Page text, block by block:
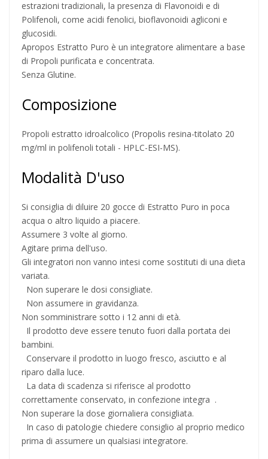
estrazioni tradizionali, la presenza di Flavonoidi e di
Polifenoli, come acidi fenolici, bioflavonoidi agliconi e
glucosidi.
Apropos Estratto Puro è un integratore alimentare a base
di Propoli purificata e concentrata.
Senza Glutine.
Composizione
Propoli estratto idroalcolico (Propolis resina-titolato 20
mg/ml in polifenoli totali - HPLC-ESI-MS).
Modalità D'uso
Si consiglia di diluire 20 gocce di Estratto Puro in poca
acqua o altro liquido a piacere.
Assumere 3 volte al giorno.
Agitare prima dell'uso.
Gli integratori non vanno intesi come sostituti di una dieta
variata.
Non superare le dosi consigliate.
Non assumere in gravidanza.
Non somministrare sotto i 12 anni di età.
Il prodotto deve essere tenuto fuori dalla portata dei
bambini.
Conservare il prodotto in luogo fresco, asciutto e al
riparo dalla luce.
La data di scadenza si riferisce al prodotto
correttamente conservato, in confezione integra .
Non superare la dose giornaliera consigliata.
In caso di patologie chiedere consiglio al proprio medico
prima di assumere un qualsiasi integratore.